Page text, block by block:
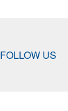
FOLLOW US